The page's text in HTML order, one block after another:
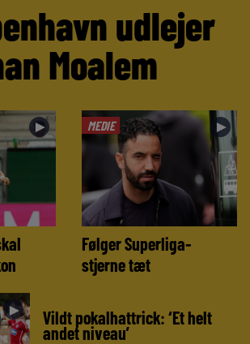
udlejer
Moalem
► MEDIE ►
Følger Superliga-
stjerne tæt
► Vildt pokalhattrick: ‘Et helt
andet niveau’